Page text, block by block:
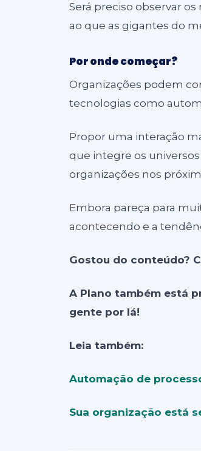
Será preciso observar
ao que as gigantes do
Por onde começar?
Organizações podem
tecnologias como
Propor uma interação
que integre os
organizações nos
Embora pareça para
acontecendo e a
Gostou do conteúdo?
A Plano também está
gente por lá!
Leia também:
Automação de
Sua organização está